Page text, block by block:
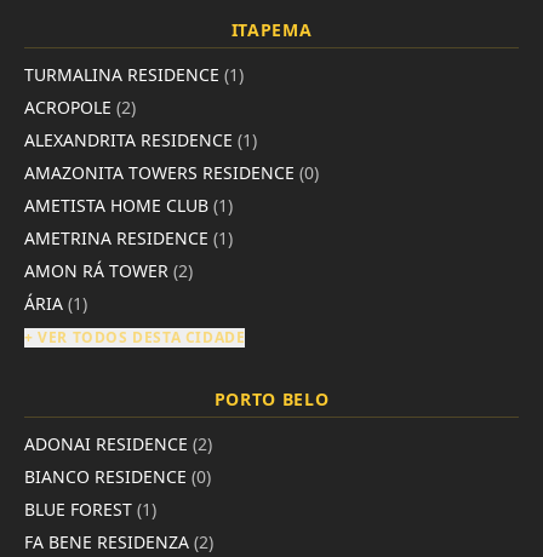
ITAPEMA
TURMALINA RESIDENCE (1)
ACROPOLE (2)
ALEXANDRITA RESIDENCE (1)
AMAZONITA TOWERS RESIDENCE (0)
AMETISTA HOME CLUB (1)
AMETRINA RESIDENCE (1)
AMON RÁ TOWER (2)
ÁRIA (1)
+ VER TODOS DESTA CIDADE
PORTO BELO
ADONAI RESIDENCE (2)
BIANCO RESIDENCE (0)
BLUE FOREST (1)
FA BENE RESIDENZA (2)